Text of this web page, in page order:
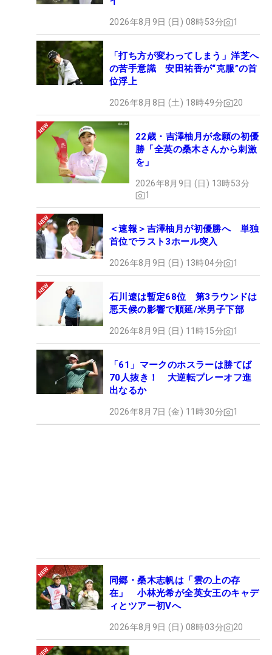
2026年8月9日 (日) 08時53分 1
「打ち方が変わってしまう」洋芝へ
の苦手意識 安田祐香が“克服”の首
位浮上
2026年8月8日 (土) 18時49分 20
22歳・吉澤柚月が念願の初優
勝「全英の桑木さんから刺激
を」
2026年8月9日 (日) 13時53分
1
＜速報＞吉澤柚月が初優勝へ 単独
首位でラスト3ホール突入
2026年8月9日 (日) 13時04分 1
石川遼は暫定68位 第3ラウンドは
悪天候の影響で順延/米男子下部
2026年8月9日 (日) 11時15分 1
「61」マークのホスラーは勝てば
70人抜き！ 大逆転プレーオフ進
出なるか
2026年8月7日 (金) 11時30分 1
同郷・桑木志帆は「雲の上の存
在」 小林光希が全英女王のキャデ
ィとツアー初Vへ
2026年8月9日 (日) 08時03分 20